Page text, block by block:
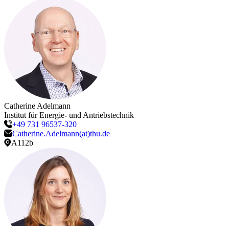
CatherineAdelmann
Institut für Energie- und Antriebstechnik
+49 731 96537-320
Catherine.Adelmann(at)thu.de
A112b